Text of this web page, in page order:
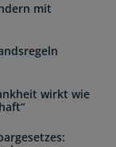
mit
wirkt wie